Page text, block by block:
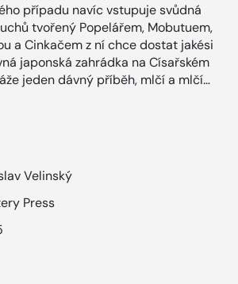
případu navíc vstupuje svůdná
tvořený Popelářem, Mobutuem,
a Cinkačem z ní chce dostat jakési
japonská zahrádka na Císařském
jeden dávný příběh, mlčí a mlčí…
Velinský
Press